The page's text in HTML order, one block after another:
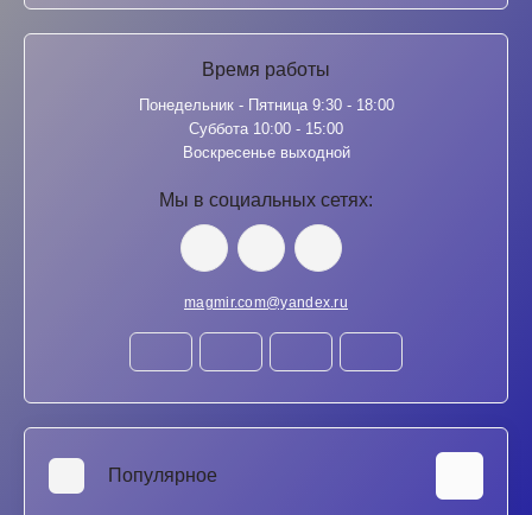
Время работы
Понедельник - Пятница 9:30 - 18:00
Суббота 10:00 - 15:00
Воскресенье выходной
Мы в социальных сетях:
magmir.com@yandex.ru
Популярное